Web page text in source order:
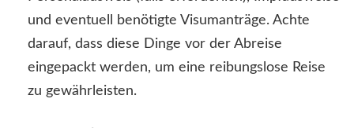
und eventuell benötigte Visumanträge. Achte
darauf, dass diese Dinge vor der Abreise
eingepackt werden, um eine reibungslose Reise
zu gewährleisten.